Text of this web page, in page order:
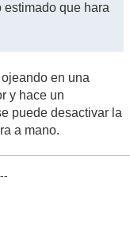
que hara
en una
y hace un
puede desactivar la
a mano.